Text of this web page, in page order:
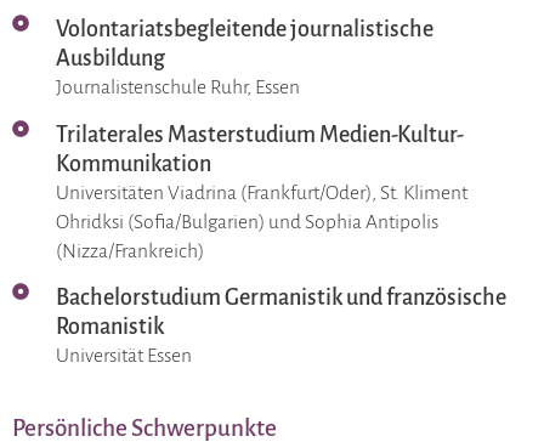
Volontariatsbegleitende journalistische
Ausbildung
Journalistenschule Ruhr, Essen
Trilaterales Masterstudium Medien-Kultur-
Kommunikation
Universitäten Viadrina (Frankfurt/Oder), St. Kliment
Ohridksi (Sofia/Bulgarien) und Sophia Antipolis
(Nizza/Frankreich)
Bachelorstudium Germanistik und französische
Romanistik
Universität Essen
Persönliche Schwerpunkte